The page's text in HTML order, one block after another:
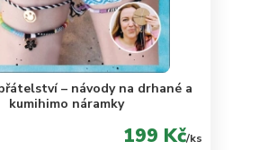
– návody na drhané a
kumihimo náramky
199 Kč/ks